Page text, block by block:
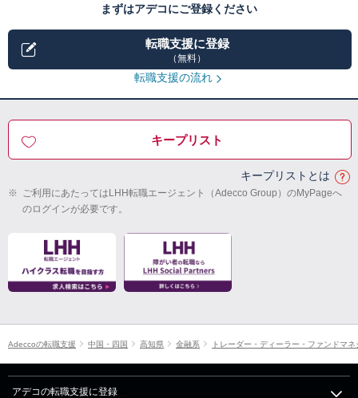
まずはアデコにご登録ください
転職支援に登録
（無料）
転職支援の流れ
キープリスト
キープリストとは
※ ご利用にあたってはLHH転職エージェント（Adecco Group）のMyPageへ
のログインが必要です。
Adeccoの転職支援 中国・四国 高知県 金融系 トレーダー・ディーラー・ファンドマ
アデコの転職支援に登録